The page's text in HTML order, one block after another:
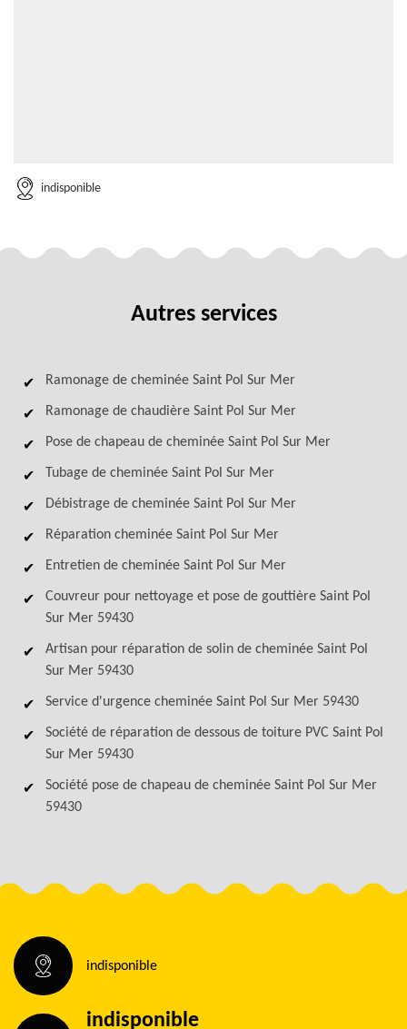
indisponible
Autres services
Ramonage de cheminée Saint Pol Sur Mer
Ramonage de chaudière Saint Pol Sur Mer
Pose de chapeau de cheminée Saint Pol Sur Mer
Tubage de cheminée Saint Pol Sur Mer
Débistrage de cheminée Saint Pol Sur Mer
Réparation cheminée Saint Pol Sur Mer
Entretien de cheminée Saint Pol Sur Mer
Couvreur pour nettoyage et pose de gouttière Saint Pol
Sur Mer 59430
Artisan pour réparation de solin de cheminée Saint Pol
Sur Mer 59430
Service d'urgence cheminée Saint Pol Sur Mer 59430
Société de réparation de dessous de toiture PVC Saint Pol
Sur Mer 59430
Société pose de chapeau de cheminée Saint Pol Sur Mer
59430
indisponible
indisponible